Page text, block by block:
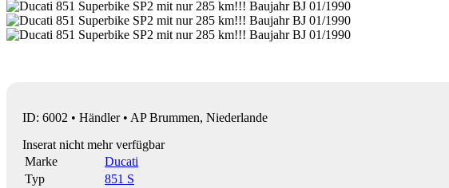
ID: 6002 • Händler • AP Brummen, Niederlande
Inserat nicht mehr verfügbar
Marke
Ducati
Typ
851 S